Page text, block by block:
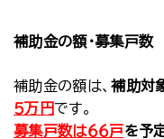
補助金の額・募集戸数
補助金の額は、補助対
５万円です。
募集戸数は６６戸を予